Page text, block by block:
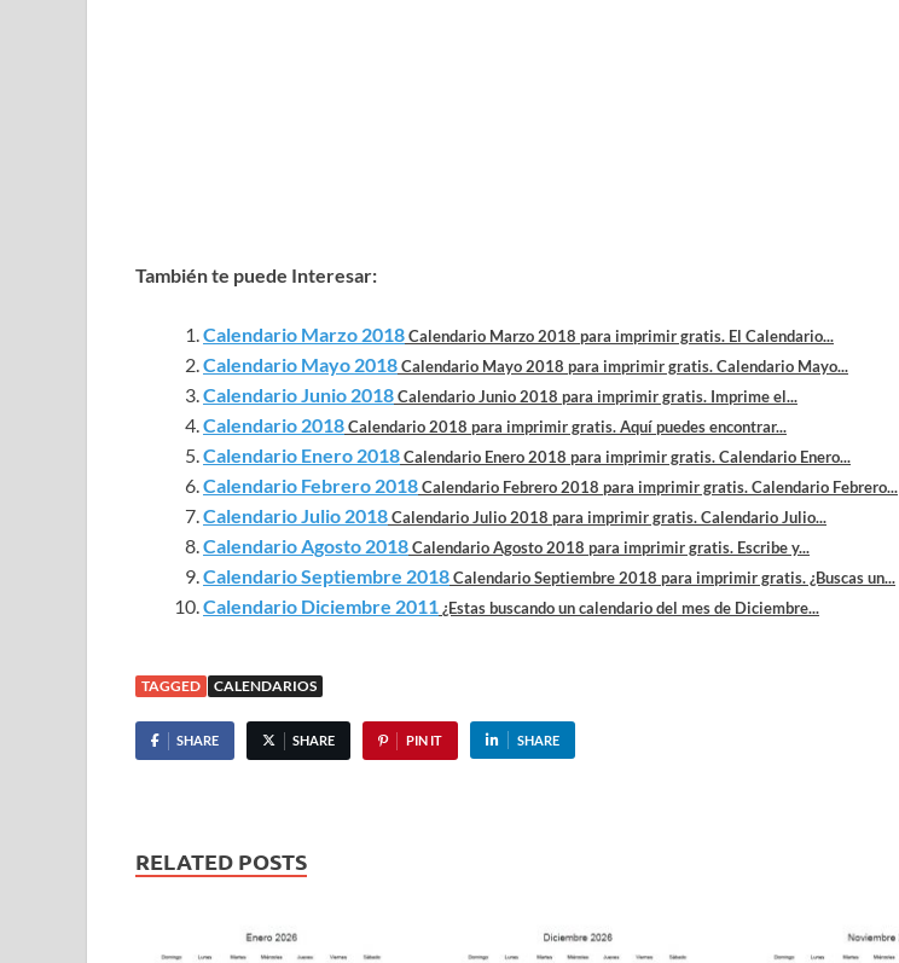
También te puede Interesar:
Calendario Marzo 2018Calendario Marzo 2018 para imprimir gratis. El Calendario...
Calendario Mayo 2018Calendario Mayo 2018 para imprimir gratis. Calendario Mayo...
Calendario Junio 2018Calendario Junio 2018 para imprimir gratis. Imprime el...
Calendario 2018Calendario 2018 para imprimir gratis. Aquí puedes encontrar...
Calendario Enero 2018Calendario Enero 2018 para imprimir gratis. Calendario Enero...
Calendario Febrero 2018Calendario Febrero 2018 para imprimir gratis. Calendario Febrero...
Calendario Julio 2018Calendario Julio 2018 para imprimir gratis. Calendario Julio...
Calendario Agosto 2018Calendario Agosto 2018 para imprimir gratis. Escribe y...
Calendario Septiembre 2018Calendario Septiembre 2018 para imprimir gratis. ¿Buscas un...
Calendario Diciembre 2011¿Estas buscando un calendario del mes de Diciembre...
TAGGED CALENDARIOS
SHARE SHARE PIN IT SHARE
RELATED POSTS